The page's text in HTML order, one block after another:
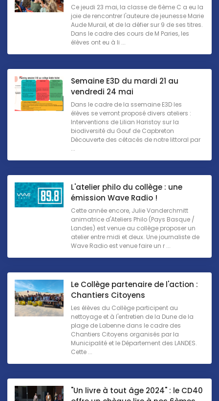
Ce jeudi 23 mai, la classe de 6ème C a eu la
joie de rencontrer l'auteure de jeunesse Marie
Aude Murail, et de la défier sur 9 de ses titres.
Dans le cadre des cours de M Paries, les
élèves ont eu à li ...
Semaine E3D du mardi 21 au
vendredi 24 mai
Dans le cadre de la ssemaine E3D les
élèves se verront proposé divers ateliers :
Interventions de Lilian Haristoy sur la
biodiversité du Gouf de Capbreton
Découverte des cétacés de notre littoral par
...
L'atelier philo du collège : une
émission Wave Radio !
Cette année encore, Julie Vanderchmitt
animatrice d'Ateliers Philo (Pays Basque /
Landes) est venue au collège proposer un
atelier entre midi et deux. Une journaliste de
Wave Radio est venue faire un r ...
Le Collège partenaire de l'action :
Chantiers Citoyens
Les élèves du Collège participent au
nettoyage et à l'entretien de la Dune de la
plage de Labenne dans le cadre des
Chantiers Citoyens organisés par la
Municipalité et le Département des LANDES.
Cette ...
"Un livre à tout âge 2024" : le CD40